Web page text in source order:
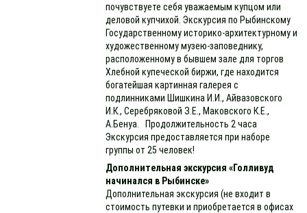
почувствуете себя уважаемым купцом или
деловой купчихой. Экскурсия по Рыбинскому
Государственному историко-архитектурному и
художественному музею-заповеднику,
расположенному в бывшем зале для торгов
Хлебной купеческой биржи, где находится
богатейшая картинная галерея с
подлинниками Шишкина И.И., Айвазовского
И.К., Серебряковой З.Е., Маковского К.Е.,
А.Бенуа. Продолжительность 2 часа
Экскурсия предоставляется при наборе
группы от 25 человек!
Дополнительная экскурсия «Голливуд
начинался в Рыбинске»
Дополнительная экскурсия (не входит в
стоимость путевки и приобретается в офисах